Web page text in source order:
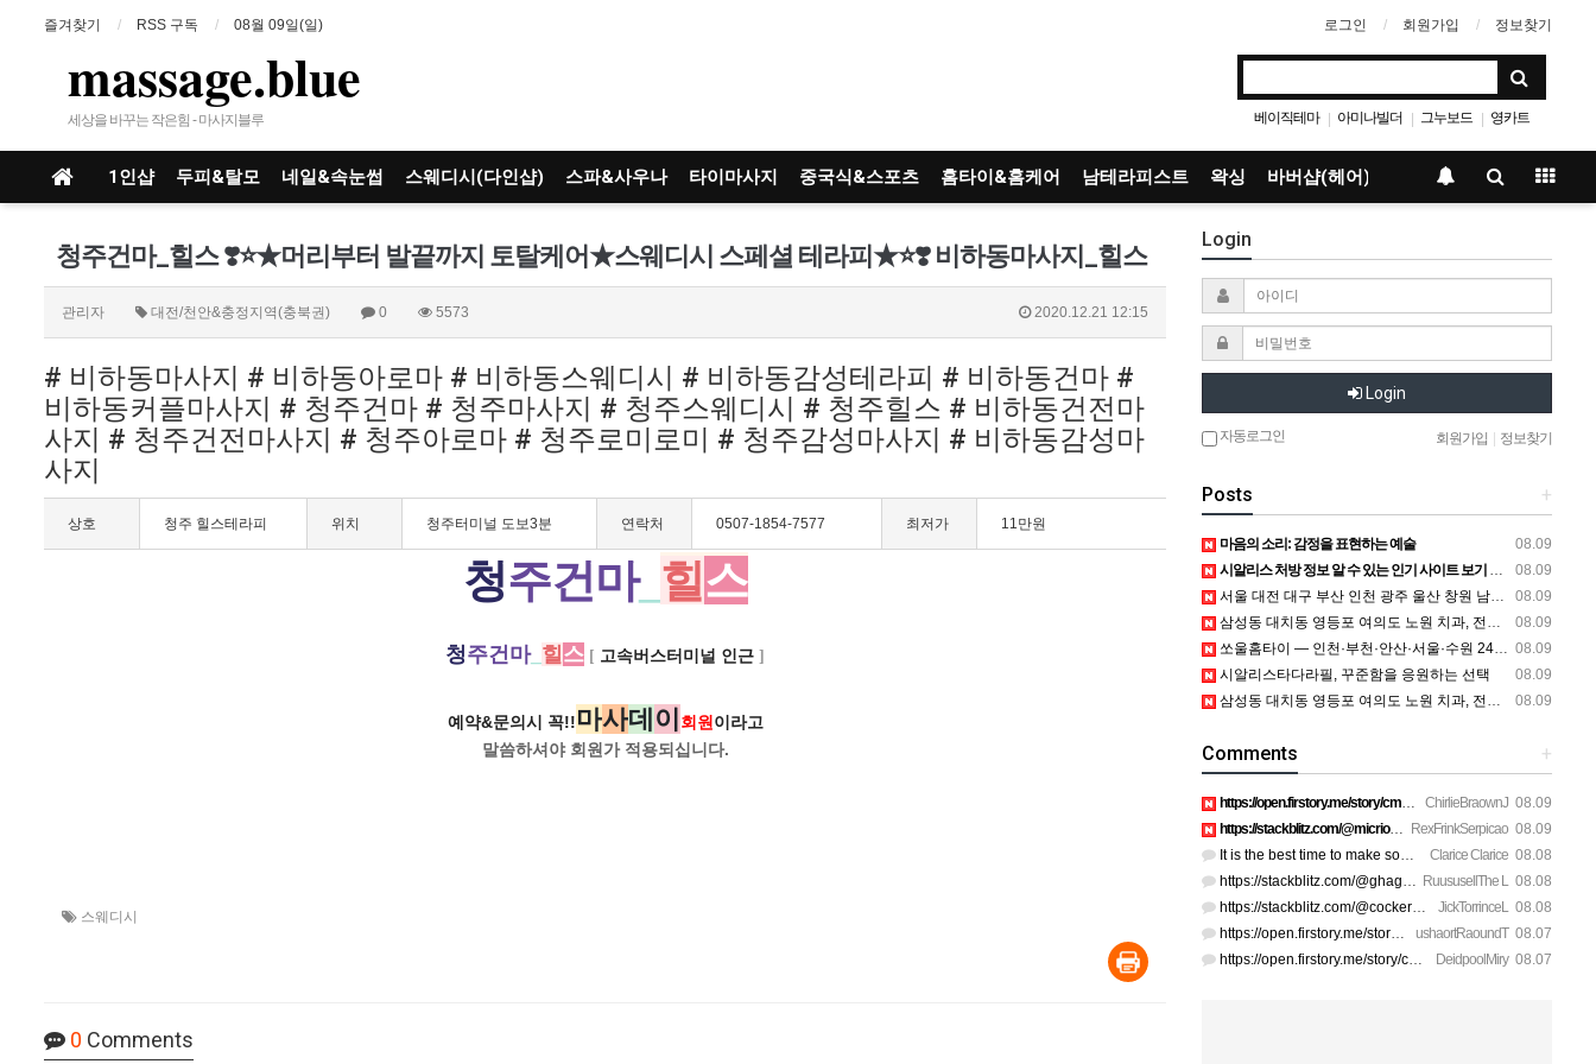
즐겨찾기 RSS 구독 08월 09일(일) 로그인 회원가입 정보찾기
massage.blue
세상을 바꾸는 작은힘 - 마사지블루 베이직테마 | 아미나빌더 | 그누보드 | 영카트
1인샵 두피&탈모 네일&속눈썹 스웨디시(다인샵) 스파&사우나 타이마사지 중국식&스포츠 홈타이&홈케어 남테라피스트 왁싱 바버샵(헤어)
청주건마_힐스 ❣️⭐️★머리부터 발끝까지 토탈케어★스웨디시 스페셜 테라피★⭐️❣️ 비하동마사지_힐스
관리자 대전/천안&충정지역(충북권) 0 5573 2020.12.21 12:15
# 비하동마사지 # 비하동아로마 # 비하동스웨디시 # 비하동감성테라피 # 비하동건마 #
비하동커플마사지 # 청주건마 # 청주마사지 # 청주스웨디시 # 청주힐스 # 비하동건전마
사지 # 청주건전마사지 # 청주아로마 # 청주로미로미 # 청주감성마사지 # 비하동감성마
사지
상호 청주 힐스테라피 위치 청주터미널 도보3분 연락처 0507-1854-7577 최저가 11만원
청주건마_ 힐 스
청주건마_ 힐 스 [ 고속버스터미널 인근 ]
예약&문의시 꼭!!마사데 이 회원 이라고
말씀하셔야 회원가 적용되십니다.
스웨디시
0 Comments
Login
Login
자동로그인 회원가입 정보찾기
+
Posts
08.09
마음의 소리: 감정을 표현하는 예술
08.09
시알리스 처방 정보 알 수 있는 인기 사이트 보기 클릭하세요 - 성인약국
08.09
서울 대전 대구 부산 인천 광주 울산 창원 남양주 이혼전문변호사 정보
08.09
삼성동 대치동 영등포 여의도 노원 치과, 전주임플란트 대구정형외과 광주피부과 정보
08.09
쏘울홈타이 — 인천·부천·안산·서울·수원 24시간 방문 안마 상담
08.09
시알리스타다라필, 꾸준함을 응원하는 선택
08.09
삼성동 대치동 영등포 여의도 노원 치과, 전주임플란트 대구정형외과 광주피부과 정보
+
Comments
ChirlieBraownJ 08.09
https://open.firstory.me/story/cmskasqo21t2201yq7l5k2me7 htt…
RexFrinkSerpicao 08.09
https://stackblitz.com/@micrio810/collections/u-a-how-do-i-a…
Clarice Clarice 08.08
It is the best time to make some plans for the long run and …
RuususellThe L 08.08
https://stackblitz.com/@ghagenes74/collections/what-happens-…
JickTorrinceL 08.08
https://stackblitz.com/@cockerhanstartup/collections/help__-…
ushaortRaoundT 08.07
https://open.firstory.me/story/cmsip2pjw1a3701z6ftwa1gpl htt…
DeidpoolMiry 08.07
https://open.firstory.me/story/cmsiqku8m17ah01yqc4c6208e htt…